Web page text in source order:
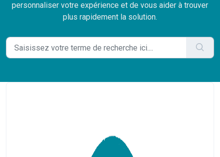
personnaliser votre expérience et de vous aider à trouver
plus rapidement la solution.